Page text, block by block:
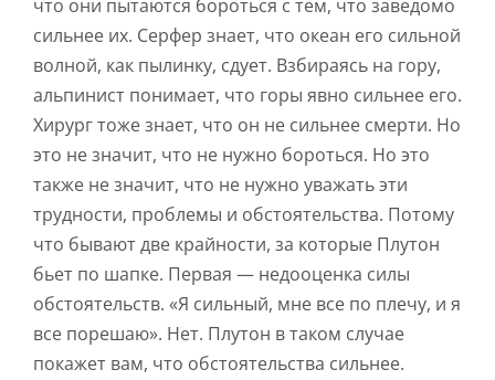
что они пытаются бороться с тем, что заведомо
сильнее их. Серфер знает, что океан его сильной
волной, как пылинку, сдует. Взбираясь на гору,
альпинист понимает, что горы явно сильнее его.
Хирург тоже знает, что он не сильнее смерти. Но
это не значит, что не нужно бороться. Но это
также не значит, что не нужно уважать эти
трудности, проблемы и обстоятельства. Потому
что бывают две крайности, за которые Плутон
бьет по шапке. Первая — недооценка силы
обстоятельств. «Я сильный, мне все по плечу, и я
все порешаю». Нет. Плутон в таком случае
покажет вам, что обстоятельства сильнее.